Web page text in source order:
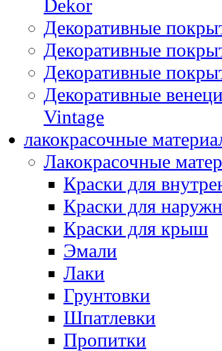
Dekor
Декоративные
Декоративные
Декоративные
Декоративные
Vintage
лакокрасочные
Лакокрасочные
Краски для
Краски для
Краски для крыш
Эмали
Лаки
Грунтовки
Шпатлевки
Пропитки